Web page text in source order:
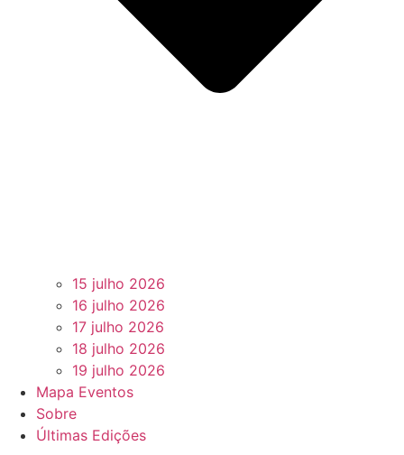
15 julho 2026
16 julho 2026
17 julho 2026
18 julho 2026
19 julho 2026
Mapa Eventos
Sobre
Últimas Edições